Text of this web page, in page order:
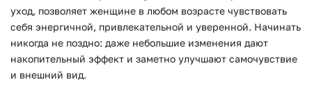
уход, позволяет женщине в любом возрасте чувствовать
себя энергичной, привлекательной и уверенной. Начинать
никогда не поздно: даже небольшие изменения дают
накопительный эффект и заметно улучшают самочувствие
и внешний вид.